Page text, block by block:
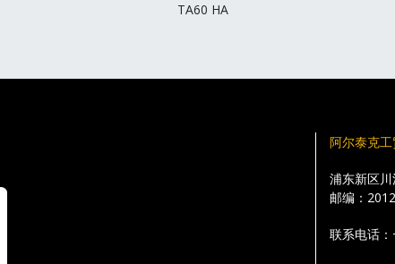
TA60 HA
阿尔泰克
浦东新区
邮编：
联系电话：